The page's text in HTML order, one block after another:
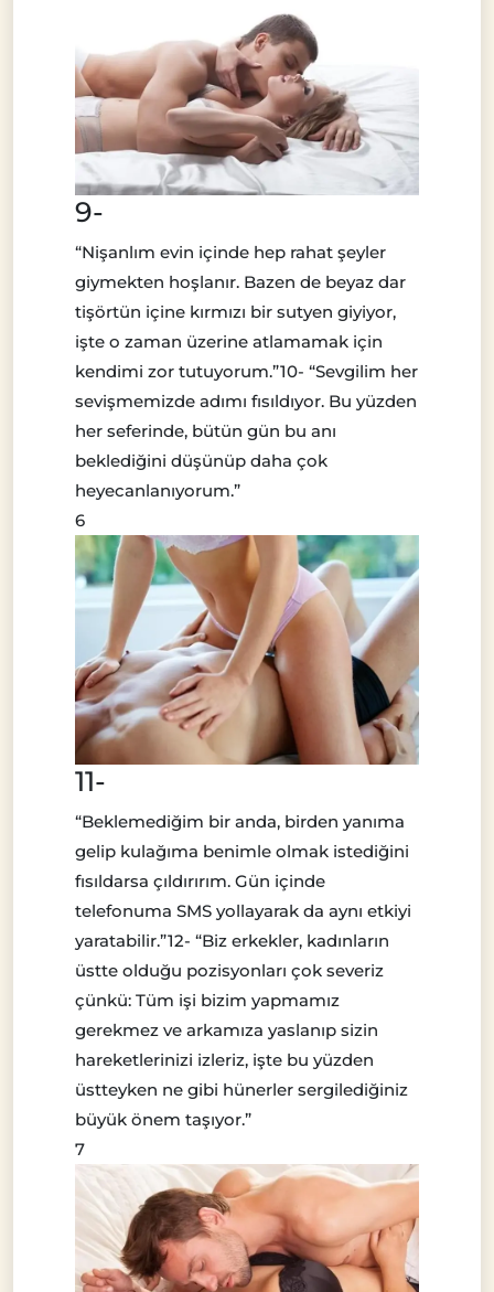
9-
“Nişanlım evin içinde hep rahat şeyler
giymekten hoşlanır. Bazen de beyaz dar
tişörtün içine kırmızı bir sutyen giyiyor,
işte o zaman üzerine atlamamak için
kendimi zor tutuyorum.”10- “Sevgilim her
sevişmemizde adımı fısıldıyor. Bu yüzden
her seferinde, bütün gün bu anı
beklediğini düşünüp daha çok
heyecanlanıyorum.”
6
11-
“Beklemediğim bir anda, birden yanıma
gelip kulağıma benimle olmak istediğini
fısıldarsa çıldırırım. Gün içinde
telefonuma SMS yollayarak da aynı etkiyi
yaratabilir.”12- “Biz erkekler, kadınların
üstte olduğu pozisyonları çok severiz
çünkü: Tüm işi bizim yapmamız
gerekmez ve arkamıza yaslanıp sizin
hareketlerinizi izleriz, işte bu yüzden
üstteyken ne gibi hünerler sergilediğiniz
büyük önem taşıyor.”
7